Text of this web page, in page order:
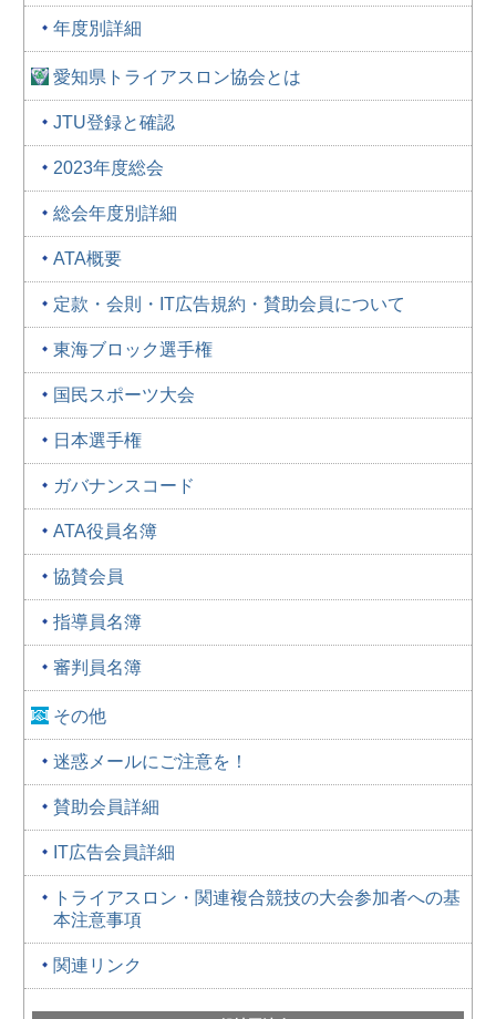
年度別詳細
愛知県トライアスロン協会とは
JTU登録と確認
2023年度総会
総会年度別詳細
ATA概要
定款・会則・IT広告規約・賛助会員について
東海ブロック選手権
国民スポーツ大会
日本選手権
ガバナンスコード
ATA役員名簿
協賛会員
指導員名簿
審判員名簿
その他
迷惑メールにご注意を！
賛助会員詳細
IT広告会員詳細
トライアスロン・関連複合競技の大会参加者への基
本注意事項
関連リンク